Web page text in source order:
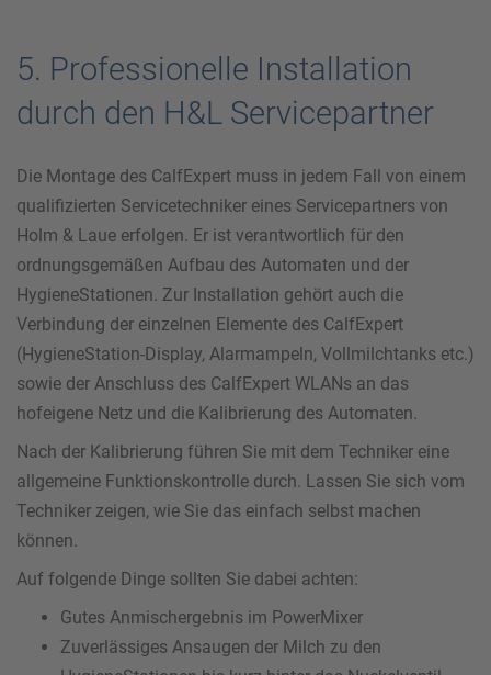
5. Professionelle Installation
durch den H&L Servicepartner
Die Montage des CalfExpert muss in jedem Fall von einem
qualifizierten Servicetechniker eines Servicepartners von
Holm & Laue erfolgen. Er ist verantwortlich für den
ordnungsgemäßen Aufbau des Automaten und der
HygieneStationen. Zur Installation gehört auch die
Verbindung der einzelnen Elemente des CalfExpert
(HygieneStation-Display, Alarmampeln, Vollmilchtanks etc.)
sowie der Anschluss des CalfExpert WLANs an das
hofeigene Netz und die Kalibrierung des Automaten.
Nach der Kalibrierung führen Sie mit dem Techniker eine
allgemeine Funktionskontrolle durch. Lassen Sie sich vom
Techniker zeigen, wie Sie das einfach selbst machen
können.
Auf folgende Dinge sollten Sie dabei achten:
Gutes Anmischergebnis im PowerMixer
Zuverlässiges Ansaugen der Milch zu den